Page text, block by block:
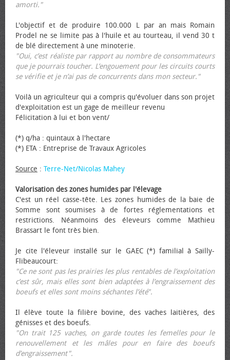
amorti."
L'objectif et de produire 100.000 L par an mais Romain
Prodel ne se limite pas à l'huile et au tourteau, il vend 30 t
de blé directement à une minoterie.
"Oui, c’est réaliste par rapport au nombre de consommateurs
que je pourrais toucher. L’engouement pour les circuits courts
se vérifie et je n’ai pas de concurrents dans mon secteur."
Voilà un agriculteur qui a compris qu'évoluer dans son projet
d'exploitation est un gage de meilleur revenu
Félicitation à lui et bon vent/
(*) q/ha : quintaux à l'hectare
(*) ETA : Entreprise de Travaux Agricoles
Source : Terre-Net/Nicolas Mahey
Valorisation des zones humides par l'élevage
C'est un réel casse-tête. Les zones humides de la baie de
Somme sont soumises à de fortes réglementations et
restrictions. Néanmoins des éleveurs comme Mathieu
Brassart le font très bien.
Je cite l'éleveur installé sur le GAEC (*) familial à Sailly-
Flibeaucourt:
"Ce ne sont pas les prairies les plus rentables de l’exploitation
c’est sûr, mais elles sont bien adaptées à l’engraissement des
bœufs et elles sont moins séchantes l’été".
Il élève toute la filière bovine, des vaches laitières, des
génisses et des bœufs.
"On trait 125 vaches, on garde toutes les femelles pour le
renouvellement et les mâles pour en faire des bœufs
d’engraissement".